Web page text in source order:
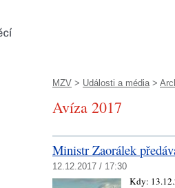
MZV > Události a média>
Avíza 2017
Ministr Zaorálek
12.12.2017 / 17:30
Kdy: